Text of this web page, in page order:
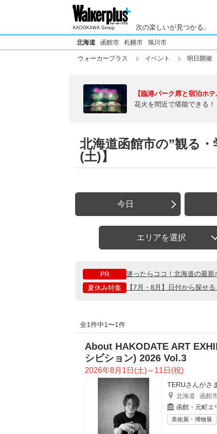
次の楽しいが見つかる。
北海道 函館市 札幌市 旭川市
ウォーカープラス イベント 明日開催
【臨港パーク席と宿泊ホ
花火を間近で堪能できる
北海道函館市の”観る
(土)】
今日
エリアを選択
PR
迷ったらココ！北海道の最
夏休み特集
【7月・8月】日付から探せ
全1件中1〜1件
About HAKODATE ART
シビション) 2026 Vol.3
2026年8月1日(土)～11日(祝)
TERUさんがさ
北海道
函館
函館・元町エ
美術展・博物展